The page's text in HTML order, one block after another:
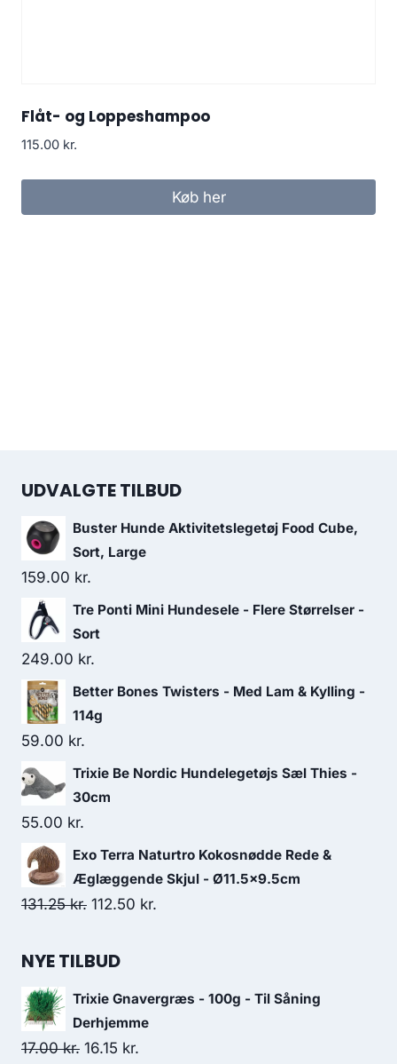
Flåt- og Loppeshampoo
115.00 kr.
Køb her
UDVALGTE TILBUD
Buster Hunde Aktivitetslegetøj Food Cube,
Sort, Large
159.00 kr.
Tre Ponti Mini Hundesele - Flere Størrelser -
Sort
249.00 kr.
Better Bones Twisters - Med Lam & Kylling -
114g
59.00 kr.
Trixie Be Nordic Hundelegetøjs Sæl Thies -
30cm
55.00 kr.
Exo Terra Naturtro Kokosnødde Rede &
Æglæggende Skjul - Ø11.5x9.5cm
131.25kr. Den
pris
131.25 kr..
112.50 kr.
112.50 kr..
NYE TILBUD
Trixie Gnavergræs - 100g - Til Såning
Derhjemme
17.00kr. Den
16.15 kr.